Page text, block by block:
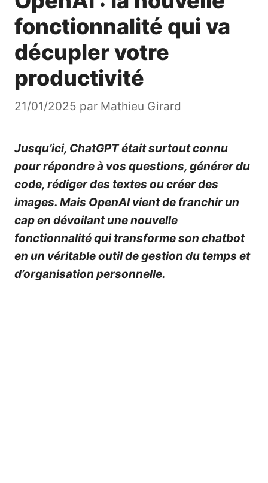
fonctionnalité qui va
décupler votre
productivité
21/01/2025 par Mathieu Girard
Jusqu’ici, ChatGPT était surtout connu
pour répondre à vos questions, générer du
code, rédiger des textes ou créer des
images. Mais OpenAI vient de franchir un
cap en dévoilant une nouvelle
fonctionnalité qui transforme son chatbot
en un véritable outil de gestion du temps et
d’organisation personnelle.